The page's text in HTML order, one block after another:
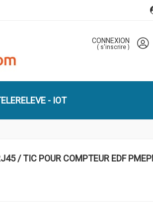
CONNEXION
( s'inscrire )
- IOT
/ TIC POUR COMPTEUR EDF